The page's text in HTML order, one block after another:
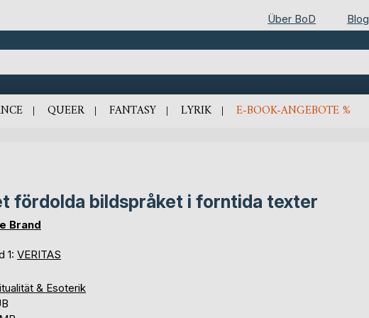
Über BoD Blog
QUEER FANTASY LYRIK E-BOOK-ANGEBOTE %
fördolda bildspråket i forntida texter
Brand
1: VERITAS
& Esoterik